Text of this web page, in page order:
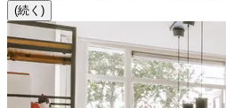
(続く)